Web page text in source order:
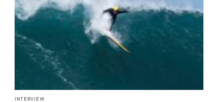
INTERVIEW